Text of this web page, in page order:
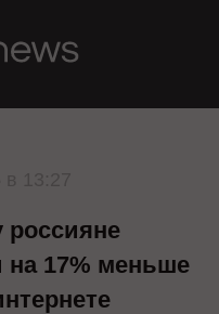
россияне
17% меньше